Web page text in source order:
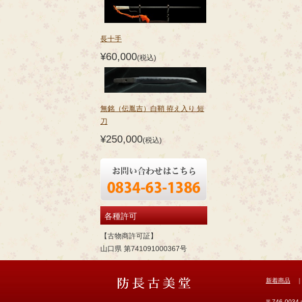
長十手
¥60,000(税込)
無銘（伝胤吉）白鞘 拵え入り 短
刀
¥250,000(税込)
各種許可
【古物商許可証】
山口県 第741091000367号
新着商品